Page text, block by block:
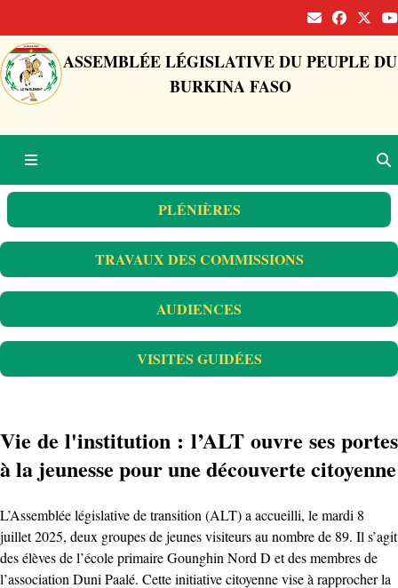
ASSEMBLÉE LÉGISLATIVE DU PEUPLE DU
BURKINA FASO
PLÉNIÈRES
TRAVAUX DES COMMISSIONS
AUDIENCES
VISITES GUIDÉES
Vie de l'institution : l’ALT ouvre ses portes
à la jeunesse pour une découverte citoyenne
L’Assemblée législative de transition (ALT) a accueilli, le mardi 8
juillet 2025, deux groupes de jeunes visiteurs au nombre de 89. Il s’agit
des élèves de l’école primaire Gounghin Nord D et des membres de
l’association Duni Paalé. Cette initiative citoyenne vise à rapprocher la